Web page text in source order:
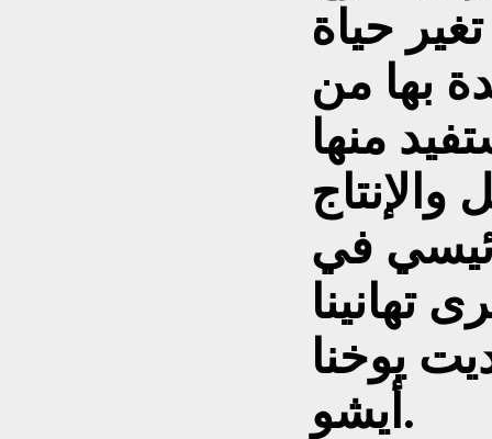
حياة
بها من
منها
والإنتاج
في
تهانينا
يوخنا
أيشو.